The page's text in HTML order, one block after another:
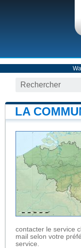
LA
contacter le service
mail selon votre
service.